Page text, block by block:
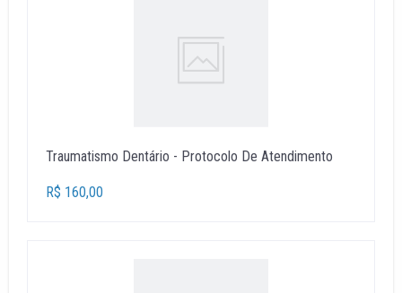
Traumatismo Dentário - Protocolo De Atendimento
R$ 160,00